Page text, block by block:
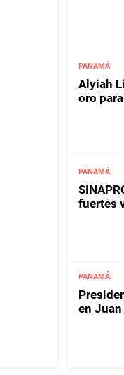
PANAMÁ
Alyiah
oro
PANAMÁ
fuertes
PANAMÁ
en